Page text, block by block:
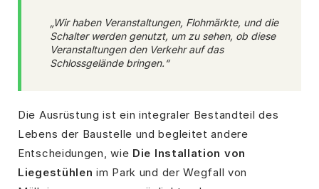
„Wir haben Veranstaltungen, Flohmärkte, und die
Schalter werden genutzt, um zu sehen, ob diese
Veranstaltungen den Verkehr auf das
Schlossgelände bringen.“
Die Ausrüstung ist ein integraler Bestandteil des
Lebens der Baustelle und begleitet andere
Entscheidungen, wie Die Installation von
Liegestühlen im Park und der Wegfall von